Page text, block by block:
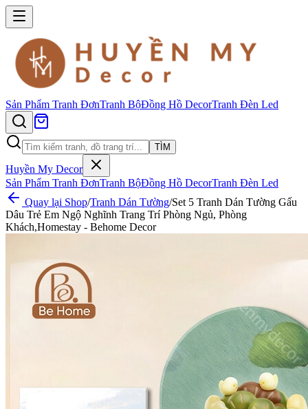
Sản Phẩm Tranh ĐơnTranh BộĐồng Hồ DecorTranh Đèn Led
TÌM
Huyền My Decor
Sản Phẩm Tranh ĐơnTranh BộĐồng Hồ DecorTranh Đèn Led
Quay lại Shop/Tranh Dán Tường/Set 5 Tranh Dán Tường Gấu
Dâu Trẻ Em Ngộ Nghĩnh Trang Trí Phòng Ngủ, Phòng
Khách,Homestay - Behome Decor